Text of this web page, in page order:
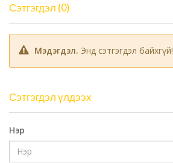
Сэтгэгдэл (0)
Мэдэгдэл. Энд сэтгэгдэл байхгүй!
Сэтгэгдэл үлдээх
Нэр